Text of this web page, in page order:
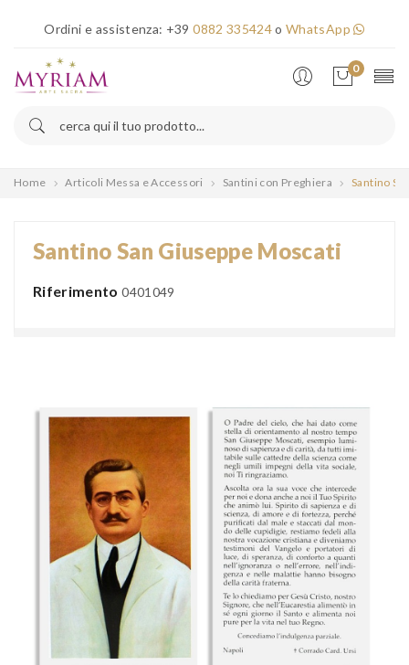
Ordini e assistenza: +390882 335424oWhatsApp
0
Home Articoli Messa e Accessori Santini con Preghiera Santino
Santino San Giuseppe Moscati
Riferimento 0401049